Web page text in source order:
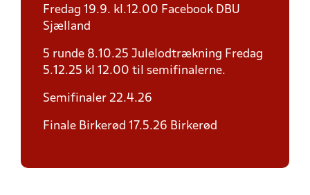
Fredag 19.9. kl.12.00 Facebook DBU
Sjælland
5 runde 8.10.25 Julelodtrækning Fredag
5.12.25 kl 12.00 til semifinalerne.
Semifinaler 22.4.26
Finale Birkerød 17.5.26 Birkerød